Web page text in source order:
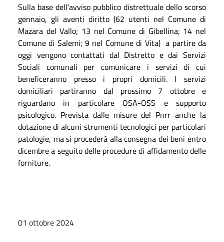
Sulla base dell'avviso pubblico distrettuale dello scorso
gennaio, gli aventi diritto (62 utenti nel Comune di
Mazara del Vallo; 13 nel Comune di Gibellina; 14 nel
Comune di Salemi; 9 nel Comune di Vita) a partire da
oggi vengono contattati dal Distretto e dai Servizi
Sociali comunali per comunicare i servizi di cui
beneficeranno presso i propri domicili. I servizi
domiciliari partiranno dal prossimo 7 ottobre e
riguardano in particolare OSA-OSS e supporto
psicologico. Prevista dalle misure del Pnrr anche la
dotazione di alcuni strumenti tecnologici per particolari
patologie, ma si procederà alla consegna dei beni entro
dicembre a seguito delle procedure di affidamento delle
forniture.
01 ottobre 2024